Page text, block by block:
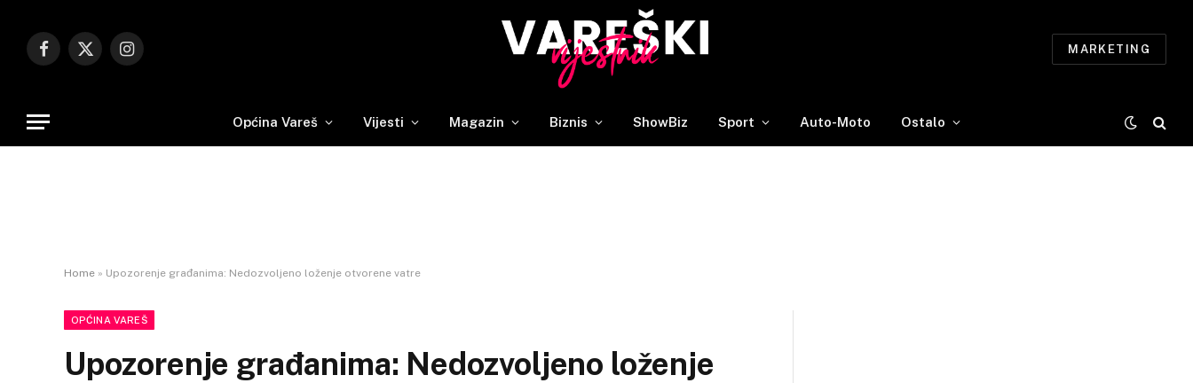
Facebook
X
Instagram
MARKETING
Općina Vareš Vijesti Magazin Biznis ShowBiz Sport Auto-Moto Ostalo
Home » Upozorenje građanima: Nedozvoljeno loženje otvorene vatre
OPĆINA VAREŠ
Upozorenje građanima: Nedozvoljeno loženje